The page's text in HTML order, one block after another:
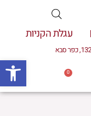
עגלת הקניות
0
עגלת